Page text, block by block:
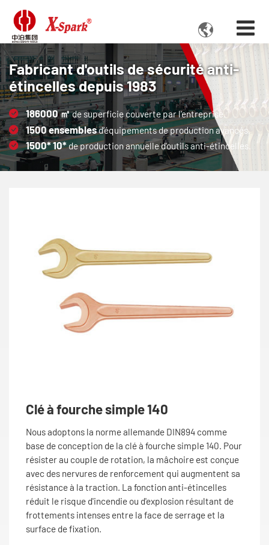

Fabricant d'outils de sécurité anti-
étincelles depuis 1983
186000㎡de superficie couverte par l'entreprise.
1500ensemblesd’équipements de production avancés.
1500*10*de production annuelle d'outils anti-étincelles.
Clé à fourche simple 140
Nous adoptons la norme allemande DIN894 comme
base de conception de la clé à fourche simple 140. Pour
résister au couple de rotation, la mâchoire est conçue
avec des nervures de renforcement qui augmentent sa
résistance à la traction. La fonction anti-étincelles
réduit le risque d'incendie ou d'explosion résultant de
frottements intenses entre la face de serrage et la
surface de fixation.